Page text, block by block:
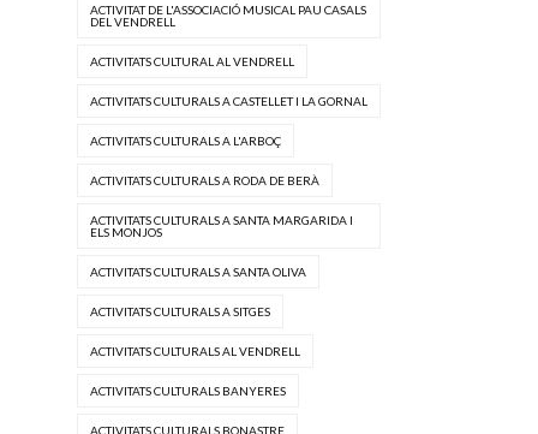
ACTIVITAT DE L'ASSOCIACIÓ MUSICAL PAU CASALS
DEL VENDRELL
ACTIVITATS CULTURAL AL VENDRELL
ACTIVITATS CULTURALS A CASTELLET I LA GORNAL
ACTIVITATS CULTURALS A L'ARBOÇ
ACTIVITATS CULTURALS A RODA DE BERÀ
ACTIVITATS CULTURALS A SANTA MARGARIDA I
ELS MONJOS
ACTIVITATS CULTURALS A SANTA OLIVA
ACTIVITATS CULTURALS A SITGES
ACTIVITATS CULTURALS AL VENDRELL
ACTIVITATS CULTURALS BANYERES
ACTIVITATS CULTURALS BONASTRE